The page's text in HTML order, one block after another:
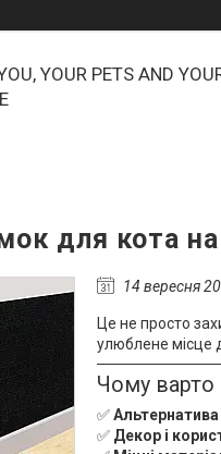
YOUR PETS AND
для кота
14 вересня
Це не просто
улюблене місце
Чому варто
✅
✅ Декор і